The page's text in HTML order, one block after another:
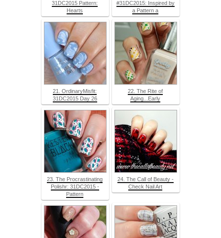
31DC2015 Pattern:
Hearts
#31DC2015: Inspired by
a Pattern a
21. OrdinaryMisfit:
31DC2015 Day 26
22. The Rite of
Aging...Early
23. The Procrastinating
Polishr: 31DC2015 -
Pattern
24. The Call of Beauty -
Check Nail Art